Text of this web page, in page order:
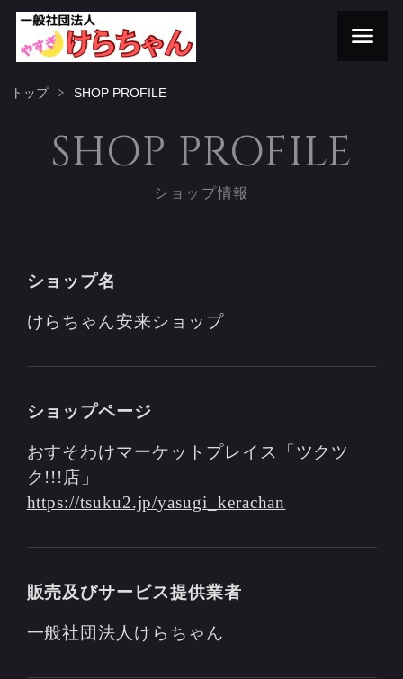
トップ SHOP PROFILE
SHOP PROFILE
ショップ情報
ショップ名
けらちゃん安来ショップ
ショップページ
おすそわけマーケットプレイス「ツクツ
ク!!!店」
https://tsuku2.jp/yasugi_kerachan
販売及びサービス提供業者
一般社団法人けらちゃん